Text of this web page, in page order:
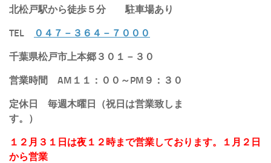
北松戸駅から徒歩５分 駐車場あり
TEL ０４７－３６４－７０００
千葉県松戸市上本郷３０１－３０
営業時間 AM１１：００～PM９：３０
定休日 毎週木曜日（祝日は営業致しま
す。）
１２月３１日は夜１２時まで営業しております。１月２日
から営業